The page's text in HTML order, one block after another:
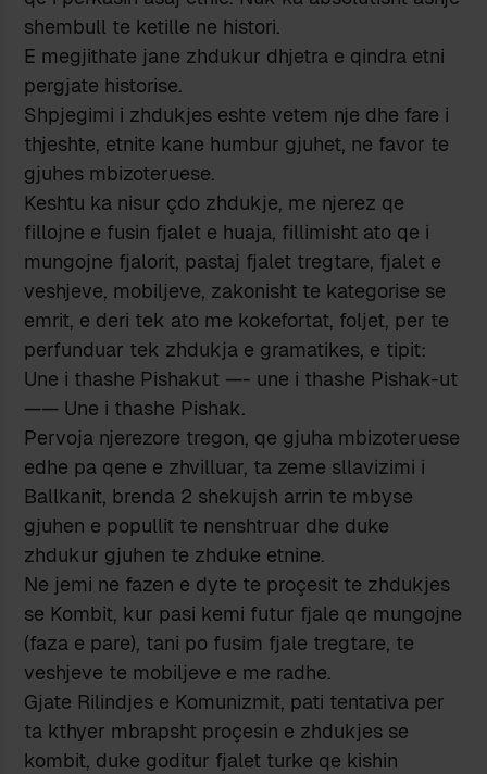
shembull te ketille ne histori.
E megjithate jane zhdukur dhjetra e qindra etni
pergjate historise.
Shpjegimi i zhdukjes eshte vetem nje dhe fare i
thjeshte, etnite kane humbur gjuhet, ne favor te
gjuhes mbizoteruese.
Keshtu ka nisur çdo zhdukje, me njerez qe
fillojne e fusin fjalet e huaja, fillimisht ato qe i
mungojne fjalorit, pastaj fjalet tregtare, fjalet e
veshjeve, mobiljeve, zakonisht te kategorise se
emrit, e deri tek ato me kokefortat, foljet, per te
perfunduar tek zhdukja e gramatikes, e tipit:
Une i thashe Pishakut —- une i thashe Pishak-ut
—— Une i thashe Pishak.
Pervoja njerezore tregon, qe gjuha mbizoteruese
edhe pa qene e zhvilluar, ta zeme sllavizimi i
Ballkanit, brenda 2 shekujsh arrin te mbyse
gjuhen e popullit te nenshtruar dhe duke
zhdukur gjuhen te zhduke etnine.
Ne jemi ne fazen e dyte te proçesit te zhdukjes
se Kombit, kur pasi kemi futur fjale qe mungojne
(faza e pare), tani po fusim fjale tregtare, te
veshjeve te mobiljeve e me radhe.
Gjate Rilindjes e Komunizmit, pati tentativa per
ta kthyer mbrapsht proçesin e zhdukjes se
kombit, duke goditur fjalet turke qe kishin